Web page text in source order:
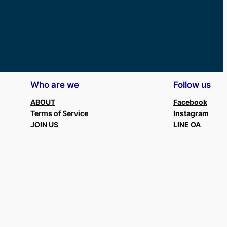
Who are we
ABOUT
Terms of Service
JOIN US
Follow us
Facebook
Instagram
LINE OA